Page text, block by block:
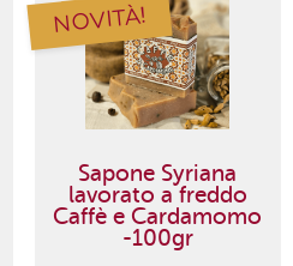
NOVITÀ!
Sapone Syriana
lavorato a freddo
Caffè e Cardamomo
-100gr